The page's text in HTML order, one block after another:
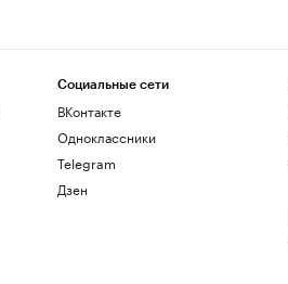
Социальные сети
ВКонтакте
Одноклассники
Telegram
Дзен